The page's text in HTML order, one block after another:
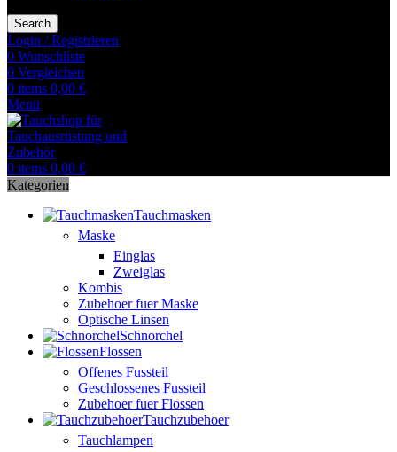
Search
Login / Registrieren
0 Wunschliste
0 Vergleichen
0 items 0,00 €
Menü
0 items 0,00 €
Kategorien
Tauchmasken
Maske
Einglas
Zweiglas
Kombis
Zubehoer fuer Maske
Optische Linsen
Schnorchel
Flossen
Offenes Fussteil
Geschlossenes Fussteil
Zubehoer fuer Flossen
Tauchzubehoer
Tauchlampen